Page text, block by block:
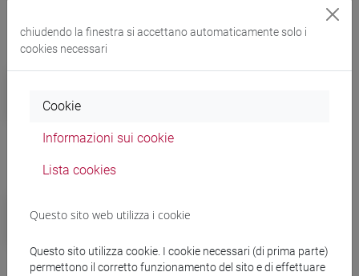
Altre notizie
Campus
classifica
Giovedì 20 marzo lezioni aperte per
la Giornata Nazionale delle
Università
chiudendo la finestra si accettano automaticamente solo i
cookies necessari
Cookie
Informazioni sui cookie
Lista cookies
Questo sito web utilizza i cookie
Questo sito utilizza cookie. I cookie necessari (di prima parte)
permettono il corretto funzionamento del sito e di effettuare